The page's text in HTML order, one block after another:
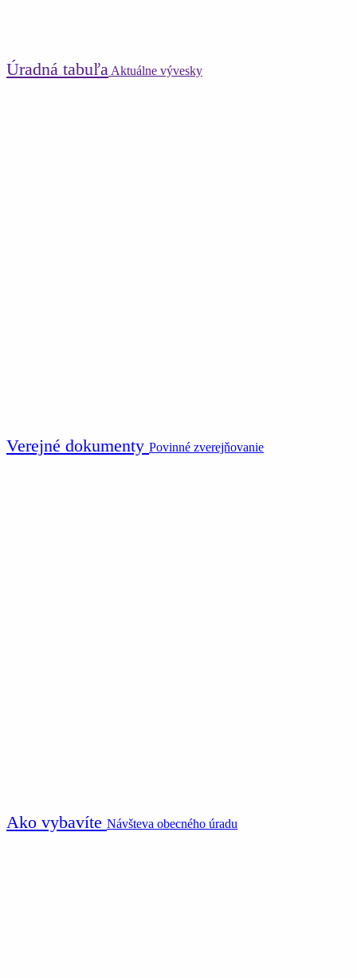
Úradná tabuľa Aktuálne vývesky
Verejné dokumenty Povinné zverejňovanie
Ako vybavíte Návšteva obecného úradu